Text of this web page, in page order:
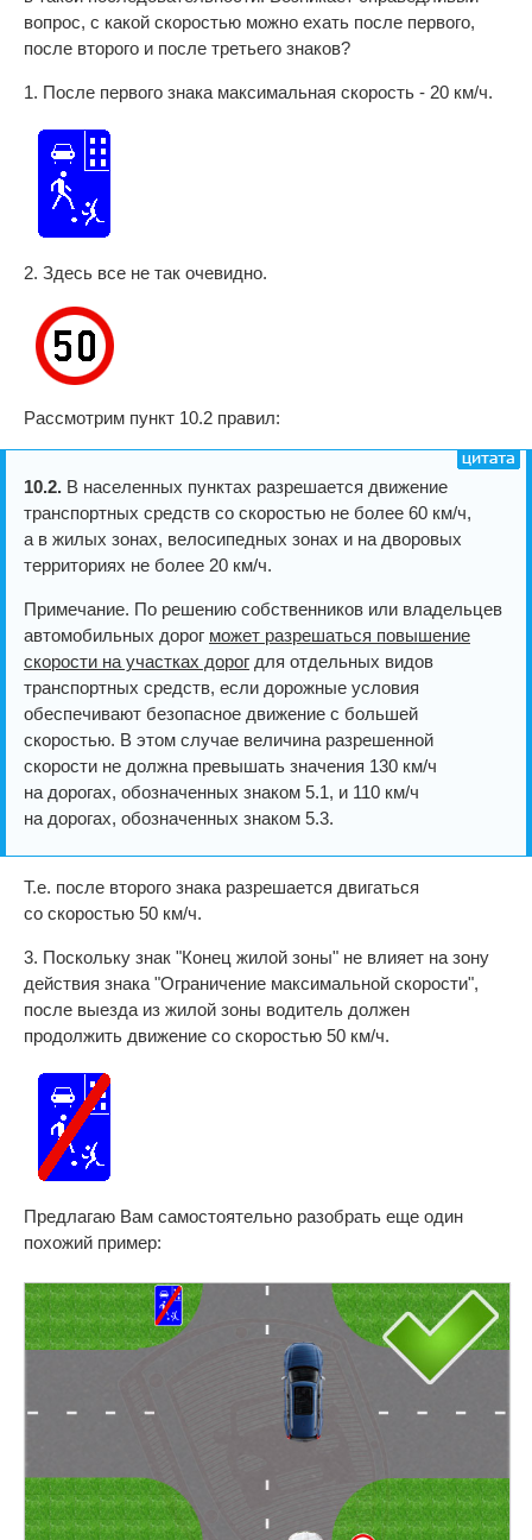
вопрос, с какой скоростью можно ехать после первого,
после второго и после третьего знаков?
1. После первого знака максимальная скорость - 20 км/ч.
2. Здесь все не так очевидно.
Рассмотрим пункт 10.2 правил:
10.2. В населенных пунктах разрешается движение
транспортных средств со скоростью не более 60 км/ч,
а в жилых зонах, велосипедных зонах и на дворовых
территориях не более 20 км/ч.
Примечание. По решению собственников или владельцев
автомобильных дорог может разрешаться повышение
скорости на участках дорог для отдельных видов
транспортных средств, если дорожные условия
обеспечивают безопасное движение с большей
скоростью. В этом случае величина разрешенной
скорости не должна превышать значения 130 км/ч
на дорогах, обозначенных знаком 5.1, и 110 км/ч
на дорогах, обозначенных знаком 5.3.
Т.е. после второго знака разрешается двигаться
со скоростью 50 км/ч.
3. Поскольку знак "Конец жилой зоны" не влияет на зону
действия знака "Ограничение максимальной скорости",
после выезда из жилой зоны водитель должен
продолжить движение со скоростью 50 км/ч.
Предлагаю Вам самостоятельно разобрать еще один
похожий пример: